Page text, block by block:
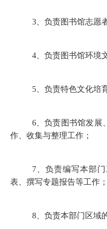
3、负责图书馆志愿
4、负责图书馆环境
5、负责特色文化培
6、负责图书馆发展
作、收集与整理工作；
7、负责编写本部
表、撰写专题报告等工作；
8、负责本部门区域